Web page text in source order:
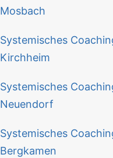
Mosbach
Systemisches
Kirchheim
Systemisches
Neuendorf
Systemisches
Bergkamen